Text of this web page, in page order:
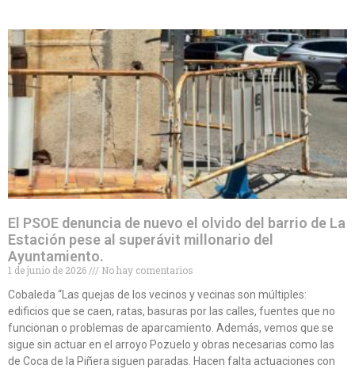
El PSOE denuncia de nuevo el olvido del barrio de La
Estación pese al superávit millonario del
Ayuntamiento.
1 de junio de 2026
No hay comentarios
Cobaleda “Las quejas de los vecinos y vecinas son múltiples:
edificios que se caen, ratas, basuras por las calles, fuentes que no
funcionan o problemas de aparcamiento. Además, vemos que se
sigue sin actuar en el arroyo Pozuelo y obras necesarias como las
de Coca de la Piñera siguen paradas. Hacen falta actuaciones con